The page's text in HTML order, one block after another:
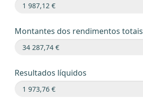
Montantes dos rendimentos totais
Resultados líquidos